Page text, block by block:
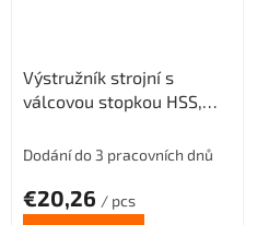
Výstružník strojní s
válcovou stopkou HSS,
Dodání do 3 pracovních dnů
€20,26 / pcs